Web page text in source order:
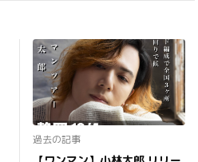
過去の記事